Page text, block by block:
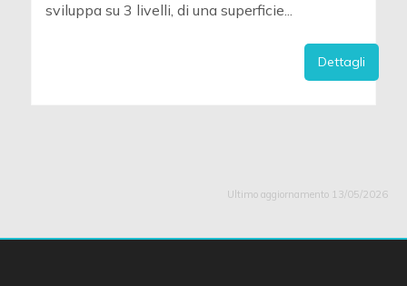
sviluppa su 3 livelli, di una superficie...
Dettagli
Ultimo aggiornamento 13/05/2026